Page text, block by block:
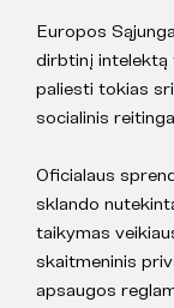
Europos
dirbtinį intelektą
paliesti tokias
socialinis
Oficialaus
sklando
taikymas
skaitmeninis
apsaugos